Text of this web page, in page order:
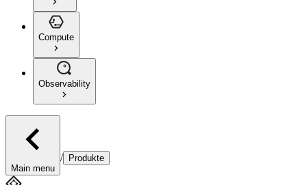
Compute
Observability
Main menu
/ Produkte